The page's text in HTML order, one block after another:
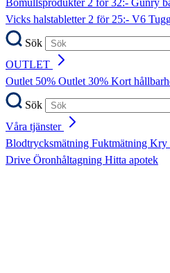
Bomullsprodukter2 för 32:- Gunry
Vicks halstabletter2 för 25:- V6
Sök
OUTLET
Outlet 50% Outlet 30% Kort
Sök
Våra tjänster
Blodtrycksmätning Fuktmätning Kry
Drive Öronhåltagning Hitta apotek